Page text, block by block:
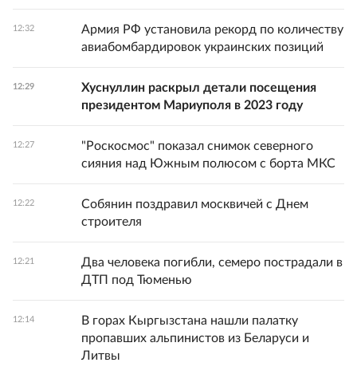
12:32
Армия РФ установила рекорд по количеству
авиабомбардировок украинских позиций
12:29
Хуснуллин раскрыл детали посещения
президентом Мариуполя в 2023 году
12:27
"Роскосмос" показал снимок северного
сияния над Южным полюсом с борта МКС
12:22
Собянин поздравил москвичей с Днем
строителя
12:21
Два человека погибли, семеро пострадали в
ДТП под Тюменью
12:14
В горах Кыргызстана нашли палатку
пропавших альпинистов из Беларуси и
Литвы